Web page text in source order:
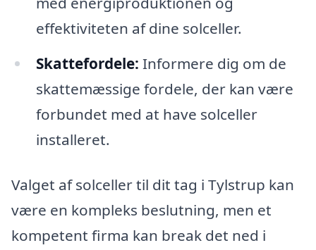
effektiviteten af dine solceller.
Skattefordele: Informere dig om de
skattemæssige fordele, der kan være
forbundet med at have solceller
installeret.
Valget af solceller til dit tag i Tylstrup kan
være en kompleks beslutning, men et
kompetent firma kan break det ned i